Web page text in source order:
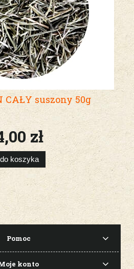
CAŁY suszony 50g
zł
do koszyka
Pomoc
konto